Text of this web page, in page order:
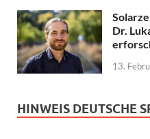
Dr.
13.
HINWEIS DEUTSCHE